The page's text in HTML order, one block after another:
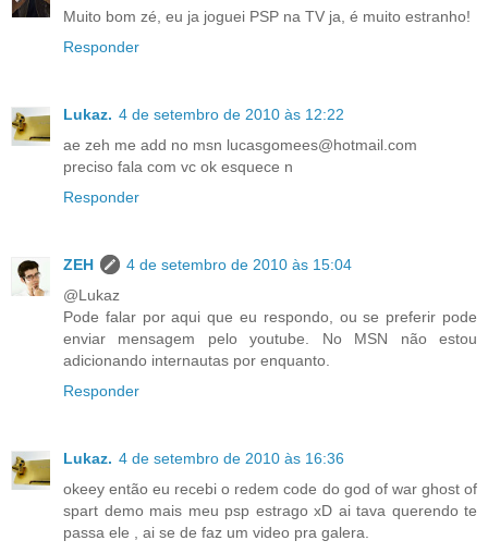
Muito bom zé, eu ja joguei PSP na TV ja, é muito estranho!
Responder
Lukaz. 4 de setembro de 2010 às 12:22
ae zeh me add no msn lucasgomees@hotmail.com
preciso fala com vc ok esquece n
Responder
ZEH
4 de setembro de 2010 às 15:04
@Lukaz
Pode falar por aqui que eu respondo, ou se preferir pode
enviar mensagem pelo youtube. No MSN não estou
adicionando internautas por enquanto.
Responder
Lukaz. 4 de setembro de 2010 às 16:36
okeey então eu recebi o redem code do god of war ghost of
spart demo mais meu psp estrago xD ai tava querendo te
passa ele , ai se de faz um video pra galera.